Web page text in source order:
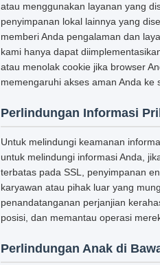
atau menggunakan layanan yang
penyimpanan lokal lainnya yang
memberi Anda pengalaman dan
kami hanya dapat
atau menolak cookie jika browser
memengaruhi akses aman Anda ke
Perlindungan Informasi
Untuk melindungi keamanan
untuk melindungi informasi Anda,
terbatas pada SSL, penyimpanan
karyawan atau pihak luar yang
penandatanganan perjanjian
posisi, dan memantau operasi
Perlindungan Anak di